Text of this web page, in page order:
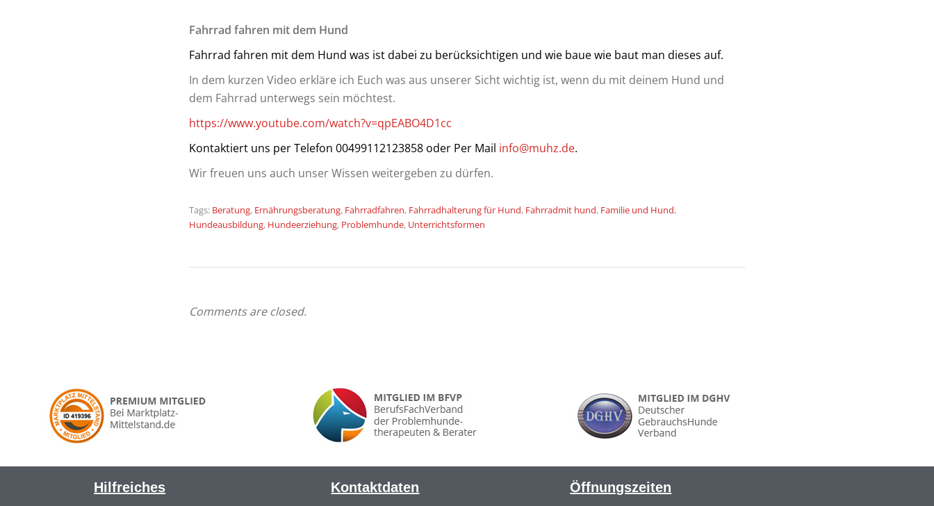
Fahrrad fahren mit dem Hund
Fahrrad fahren mit dem Hund was ist dabei zu berücksichtigen und wie baue wie baut man dieses auf.
In dem kurzen Video erkläre ich Euch was aus unserer Sicht wichtig ist, wenn du mit deinem Hund und
dem Fahrrad unterwegs sein möchtest.
https://www.youtube.com/watch?v=qpEABO4D1cc
Kontaktiert uns per Telefon 00499112123858 oder Per Mail info@muhz.de.
Wir freuen uns auch unser Wissen weitergeben zu dürfen.
Tags: Beratung, Ernährungsberatung, Fahrradfahren, Fahrradhalterung für Hund, Fahrradmit hund, Familie und Hund,
Hundeausbildung, Hundeerziehung, Problemhunde, Unterrichtsformen
Comments are closed.
Hilfreiches Kontaktdaten Öffnungszeiten